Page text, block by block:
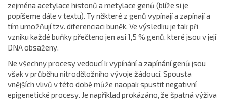
zejména acetylace histonů a metylace genů (blíže si je
popíšeme dále v textu). Ty některé z genů vypínají a zapínají a
tím umožňují tzv. diferenciaci buněk. Ve výsledku je tak při
vzniku každé buňky přečteno jen asi 1,5 % genů, které jsou v její
DNA obsaženy.
Ne všechny procesy vedoucí k vypínání a zapínání genů jsou
však v průběhu nitroděložního vývoje žádoucí. Spousta
vnějších vlivů v této době může naopak spustit negativní
epigenetické procesy. Je například prokázáno, že špatná výživa